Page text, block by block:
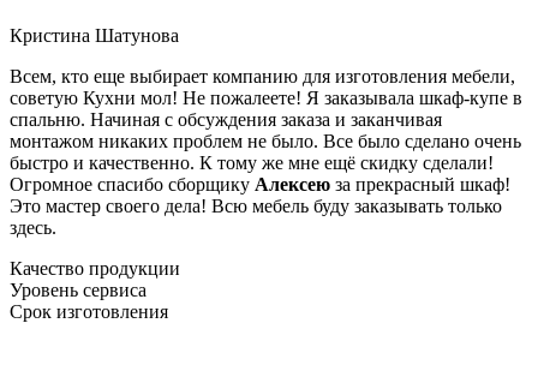
Кристина Шатунова
Всем, кто еще выбирает компанию для изготовления мебели,
советую Кухни мол! Не пожалеете! Я заказывала шкаф-купе в
спальню. Начиная с обсуждения заказа и заканчивая
монтажом никаких проблем не было. Все было сделано очень
быстро и качественно. К тому же мне ещё скидку сделали!
Огромное спасибо сборщику Алексею за прекрасный шкаф!
Это мастер своего дела! Всю мебель буду заказывать только
здесь.
Качество продукции
Уровень сервиса
Срок изготовления